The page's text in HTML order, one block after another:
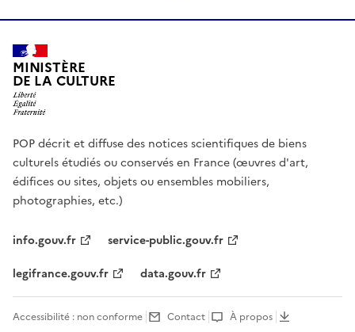
MINISTÈRE
DE LA CULTURE
POP décrit et diffuse des notices scientifiques de biens
culturels étudiés ou conservés en France (œuvres d'art,
édifices ou sites, objets ou ensembles mobiliers,
photographies, etc.)
info.gouv.fr
service-public.gouv.fr
legifrance.gouv.fr
data.gouv.fr
Accessibilité : non conforme Contact À propos